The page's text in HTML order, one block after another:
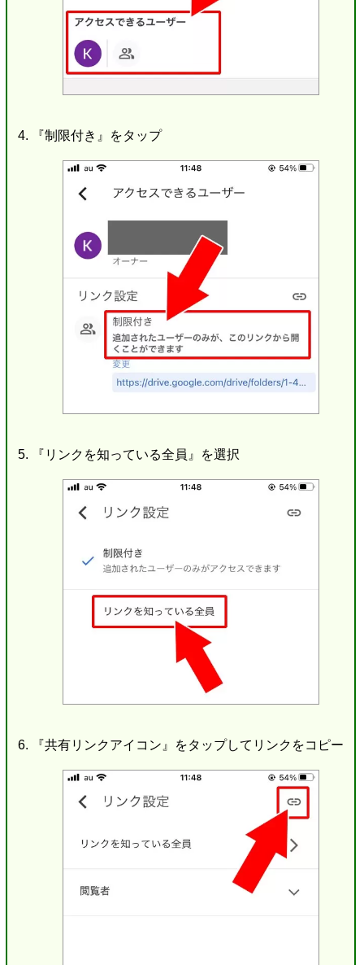
『制限付き』をタップ
『リンクを知っている全員』を選択
『共有リンクアイコン』をタップしてリンクをコピー